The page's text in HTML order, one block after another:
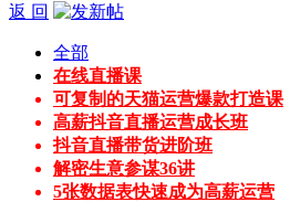
返 回
全部
在线直播课
可复制的天猫运营爆款打造课
高薪抖音直播运营成长班
抖音直播带货进阶班
解密生意参谋36讲
5张数据表快速成为高薪运营